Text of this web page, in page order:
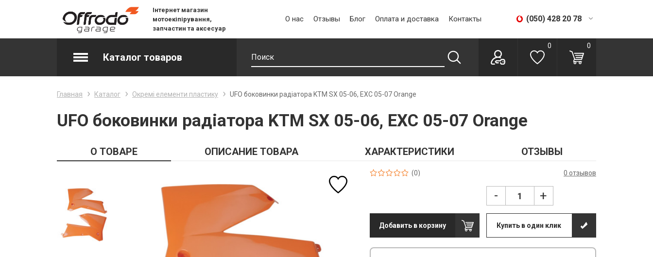
Інтернет магазин
мотоекіпірування,
запчастин та аксесуар
О нас Отзывы Блог Оплата и доставка Контакты (050) 428 20 78
(067) 293 28 56
Каталог товаров
Джерсі
Lifestyle
Вилочне масло
Гідравлічне масло
0 0
Главная Каталог Окремі елементи пластику UFO боковинки радіатора KTM SX 05-06, EXC 05-07 Orange
UFO боковинки радіатора KTM SX 05-06, EXC 05-07 Orange
О ТОВАРЕ ОПИСАНИЕ ТОВАРА ХАРАКТЕРИСТИКИ ОТЗЫВЫ
(0) 0 отзывов
- +
Добавить в корзину Купить в один клик